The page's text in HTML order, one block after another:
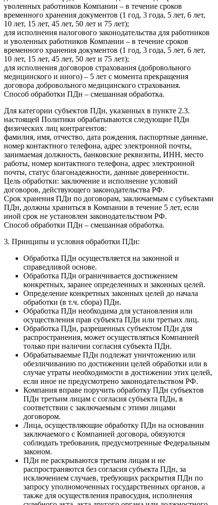
уволенных работников Компании – в течение сроков
временного хранения документов (1 год, 3 года, 5 лет, 6 лет,
10 лет, 15 лет, 45 лет, 50 лет и 75 лет);
для исполнения налогового законодательства для работников
и уволенных работников Компании – в течение сроков
временного хранения документов (1 год, 3 года, 5 лет, 6 лет,
10 лет, 15 лет, 45 лет, 50 лет и 75 лет);
для исполнения договоров страхования (добровольного
медицинского и иного) – 5 лет с момента прекращения
договора добровольного медицинского страхования.
Способ обработки ПДн – смешанная обработка.
Для категории субъектов ПДн, указанных в пункте 2.3.
настоящей Политики обрабатываются следующие ПДн
физических лиц контрагентов:
фамилия, имя, отчество, дата рождения, паспортные данные,
номер контактного телефона, адрес электронной почты,
занимаемая должность, банковские реквизиты, ИНН, место
работы, номер контактного телефона, адрес электронной
почты, статус благонадежности, данные доверенности.
Цель обработки: заключение и исполнение условий
договоров, действующего законодательства РФ.
Срок хранения ПДн по договорам, заключаемым с субъектами
ПДн, должны храниться в Компании в течение 5 лет, если
иной срок не установлен законодательством РФ.
Способ обработки ПДн – смешанная обработка.
3. Принципы и условия обработки ПДн:
Обработка ПДн осуществляется на законной и
справедливой основе.
Обработка ПДн ограничивается достижением
конкретных, заранее определенных и законных целей.
Определение конкретных законных целей до начала
обработки (в т.ч. сбора) ПДн.
Обработка ПДн необходима для установления или
осуществления прав субъекта ПДн или третьих лиц.
Обработка ПДн, разрешенных субъектом ПДн для
распространения, может осуществляться Компанией
только при наличии согласия субъекта ПДн.
Обрабатываемые ПДн подлежат уничтожению или
обезличиванию по достижении целей обработки или в
случае утраты необходимости в достижении этих целей,
если иное не предусмотрено законодательством РФ.
Компания вправе поручить обработку ПДн субъектов
ПДн третьим лицам с согласия субъекта ПДн, в
соответствии с заключаемым с этими лицами
договором.
Лица, осуществляющие обработку ПДн на основании
заключаемого с Компанией договора, обязуются
соблюдать требования, предусмотренные Федеральным
законом.
ПДн не раскрываются третьим лицам и не
распространяются без согласия субъекта ПДн, за
исключением случаев, требующих раскрытия ПДн по
запросу уполномоченных государственных органов, а
также для осуществления правосудия, исполнения